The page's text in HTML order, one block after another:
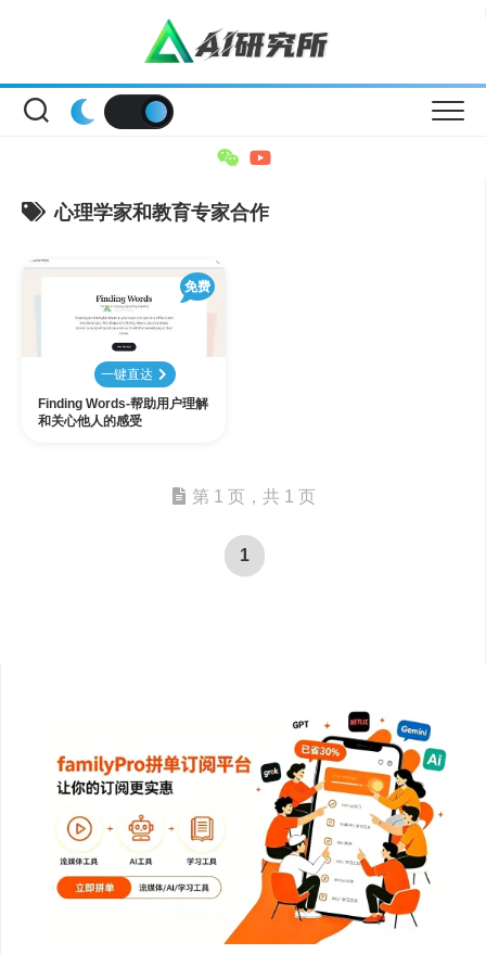
心理学家和教育专家合作
免费
一键直达
Finding Words-帮助用户理解
和关心他人的感受
第 1 页，共 1 页
1